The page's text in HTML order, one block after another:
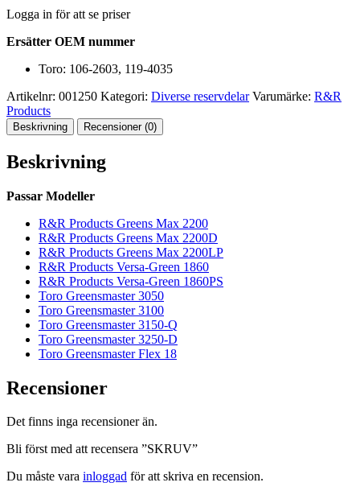
Logga in för att se priser
Ersätter OEM nummer
Toro: 106-2603, 119-4035
Artikelnr: 001250 Kategori: Diverse reservdelar Varumärke: R&R
Products
Beskrivning Recensioner (0)
Beskrivning
Passar Modeller
R&R Products Greens Max 2200
R&R Products Greens Max 2200D
R&R Products Greens Max 2200LP
R&R Products Versa-Green 1860
R&R Products Versa-Green 1860PS
Toro Greensmaster 3050
Toro Greensmaster 3100
Toro Greensmaster 3150-Q
Toro Greensmaster 3250-D
Toro Greensmaster Flex 18
Recensioner
Det finns inga recensioner än.
Bli först med att recensera ”SKRUV”
Du måste vara inloggad för att skriva en recension.